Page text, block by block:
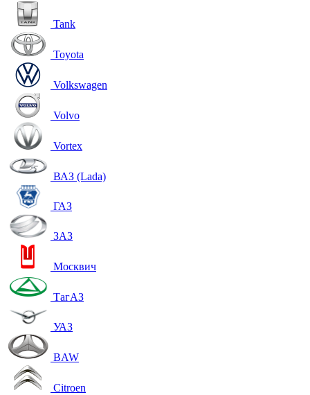
Tank
Toyota
Volkswagen
Volvo
Vortex
ВАЗ (Lada)
ГАЗ
ЗАЗ
Москвич
ТагАЗ
УАЗ
BAW
Citroen